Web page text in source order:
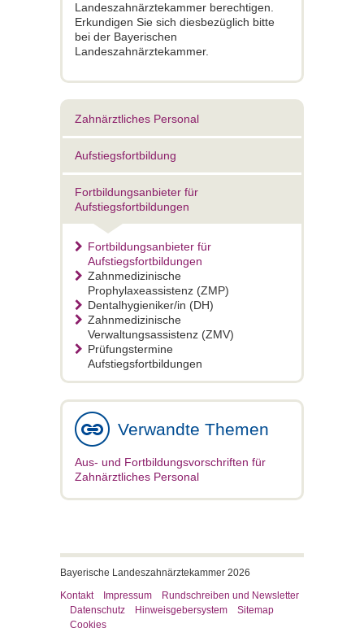
Landeszahnärztekammer berechtigen.
Erkundigen Sie sich diesbezüglich bitte
bei der Bayerischen
Landeszahnärztekammer.
Zahnärztliches Personal
Aufstiegsfortbildung
Fortbildungsanbieter für
Aufstiegsfortbildungen
Fortbildungsanbieter für
Aufstiegsfortbildungen
Zahnmedizinische
Prophylaxeassistenz (ZMP)
Dentalhygieniker/in (DH)
Zahnmedizinische
Verwaltungsassistenz (ZMV)
Prüfungstermine
Aufstiegsfortbildungen
Verwandte Themen
Aus- und Fortbildungsvorschriften für
Zahnärztliches Personal
Bayerische Landeszahnärztekammer 2026
Kontakt
Impressum
Rundschreiben und Newsletter
Datenschutz
Hinweisgebersystem
Sitemap
Cookies